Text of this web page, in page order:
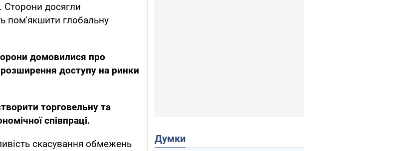
Сторони досягли
пом'якшити глобальну
домовилися про
доступу на ринки
торговельну та
співпраці.
скасування обмежень
Думки